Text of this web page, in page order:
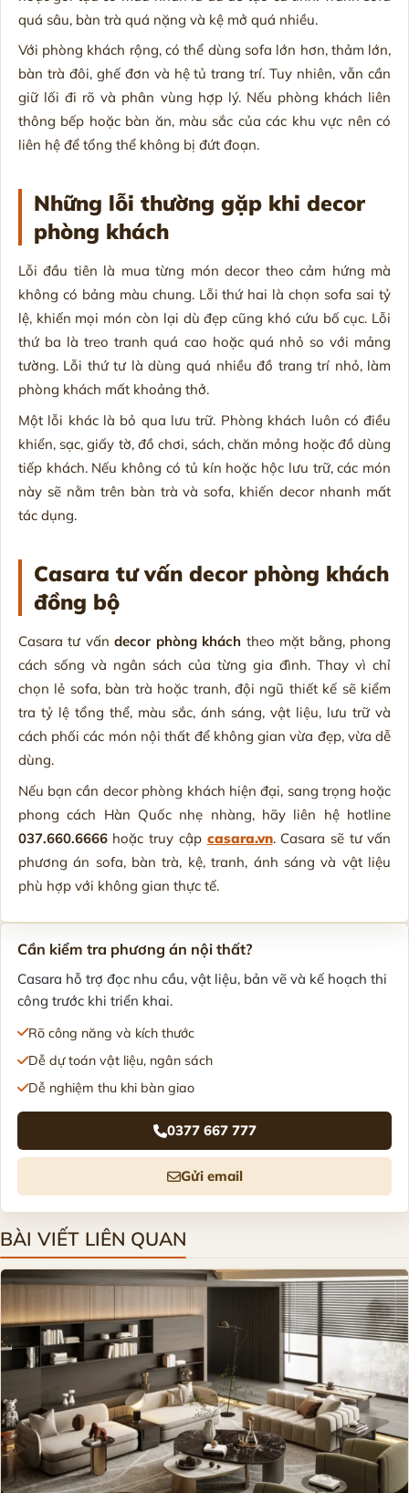
quá sâu, bàn trà quá nặng và kệ mở quá nhiều.
Với phòng khách rộng, có thể dùng sofa lớn hơn, thảm lớn,
bàn trà đôi, ghế đơn và hệ tủ trang trí. Tuy nhiên, vẫn cần
giữ lối đi rõ và phân vùng hợp lý. Nếu phòng khách liên
thông bếp hoặc bàn ăn, màu sắc của các khu vực nên có
liên hệ để tổng thể không bị đứt đoạn.
Những lỗi thường gặp khi decor
phòng khách
Lỗi đầu tiên là mua từng món decor theo cảm hứng mà
không có bảng màu chung. Lỗi thứ hai là chọn sofa sai tỷ
lệ, khiến mọi món còn lại dù đẹp cũng khó cứu bố cục. Lỗi
thứ ba là treo tranh quá cao hoặc quá nhỏ so với mảng
tường. Lỗi thứ tư là dùng quá nhiều đồ trang trí nhỏ, làm
phòng khách mất khoảng thở.
Một lỗi khác là bỏ qua lưu trữ. Phòng khách luôn có điều
khiển, sạc, giấy tờ, đồ chơi, sách, chăn mỏng hoặc đồ dùng
tiếp khách. Nếu không có tủ kín hoặc hộc lưu trữ, các món
này sẽ nằm trên bàn trà và sofa, khiến decor nhanh mất
tác dụng.
Casara tư vấn decor phòng khách
đồng bộ
Casara tư vấndecor phòng khách theo mặt bằng, phong
cách sống và ngân sách của từng gia đình. Thay vì chỉ
chọn lẻ sofa, bàn trà hoặc tranh, đội ngũ thiết kế sẽ kiểm
tra tỷ lệ tổng thể, màu sắc, ánh sáng, vật liệu, lưu trữ và
cách phối các món nội thất để không gian vừa đẹp, vừa dễ
dùng.
Nếu bạn cần decor phòng khách hiện đại, sang trọng hoặc
phong cách Hàn Quốc nhẹ nhàng, hãy liên hệ hotline
037.660.6666hoặc truy cập casara.vn. Casara sẽ tư vấn
phương án sofa, bàn trà, kệ, tranh, ánh sáng và vật liệu
phù hợp với không gian thực tế.
Cần kiểm tra phương án nội thất?
Casara hỗ trợ đọc nhu cầu, vật liệu, bản vẽ và kế hoạch thi
công trước khi triển khai.
Rõ công năng và kích thước
Dễ dự toán vật liệu, ngân sách
Dễ nghiệm thu khi bàn giao
0377 667 777
Gửi email
BÀI VIẾT LIÊN QUAN